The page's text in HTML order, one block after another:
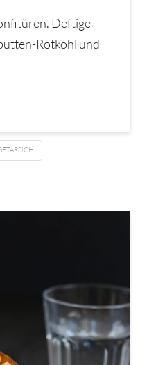
Deftige
Rotkohl und